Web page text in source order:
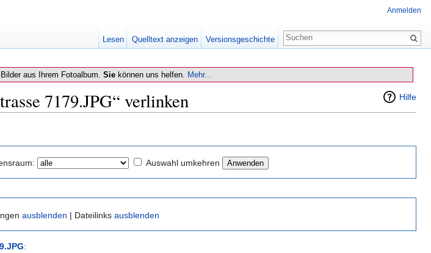
aus Ihrem Fotoalbum. Sie können uns helfen. Mehr...
Hilfe
7179.JPG“ verlinken
Auswahl umkehren
ausblenden | Dateilinks ausblenden
:
Anmelden
Lesen Quelltext anzeigen Versionsgeschichte